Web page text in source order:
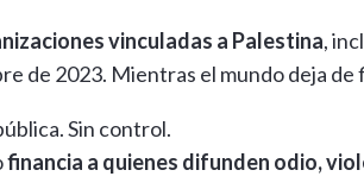
vinculadas a Palestina,
de 2023. Mientras el mundo deja
Sin control.
financia a quienes difunden odio,